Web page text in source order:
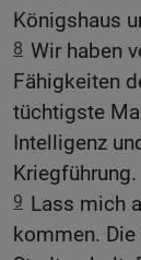
Königshaus
8 Wir haben
Fähigkeiten
tüchtigste
Intelligenz
Kriegführung.
9 Lass mich
kommen.